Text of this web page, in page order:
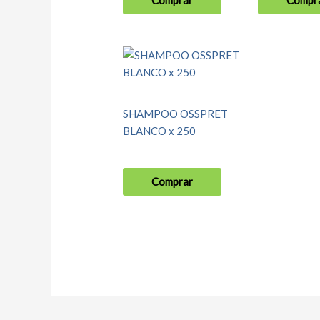
SHAMPOO OSSPRET
BLANCO x 250
Comprar